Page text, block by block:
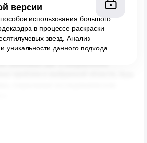
версии
использования большого
в процессе раскраски
звезд. Анализ
уникальности данного подхода.